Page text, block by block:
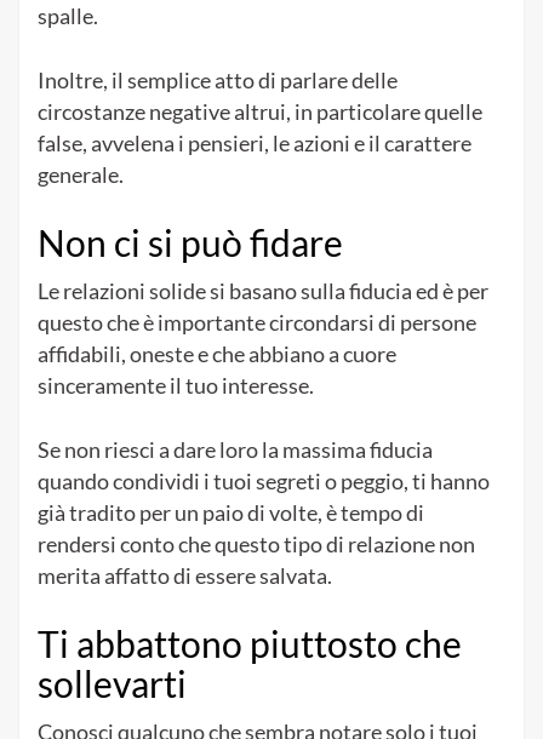
spalle.
Inoltre, il semplice atto di parlare delle
circostanze negative altrui, in particolare quelle
false, avvelena i pensieri, le azioni e il carattere
generale.
Non ci si può fidare
Le relazioni solide si basano sulla fiducia ed è per
questo che è importante circondarsi di persone
affidabili, oneste e che abbiano a cuore
sinceramente il tuo interesse.
Se non riesci a dare loro la massima fiducia
quando condividi i tuoi segreti o peggio, ti hanno
già tradito per un paio di volte, è tempo di
rendersi conto che questo tipo di relazione non
merita affatto di essere salvata.
Ti abbattono piuttosto che
sollevarti
Conosci qualcuno che sembra notare solo i tuoi